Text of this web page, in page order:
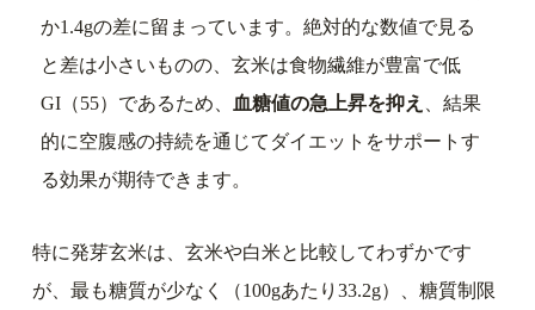
か1.4gの差に留まっています。絶対的な数値で見る
と差は小さいものの、玄米は食物繊維が豊富で低
GI（55）であるため、
血糖値の急上昇を抑え
、結果
的に空腹感の持続を通じてダイエットをサポートす
る効果が期待できます。
特に発芽玄米は、玄米や白米と比較してわずかです
が、最も糖質が少なく（100gあたり33.2g）、糖質制限